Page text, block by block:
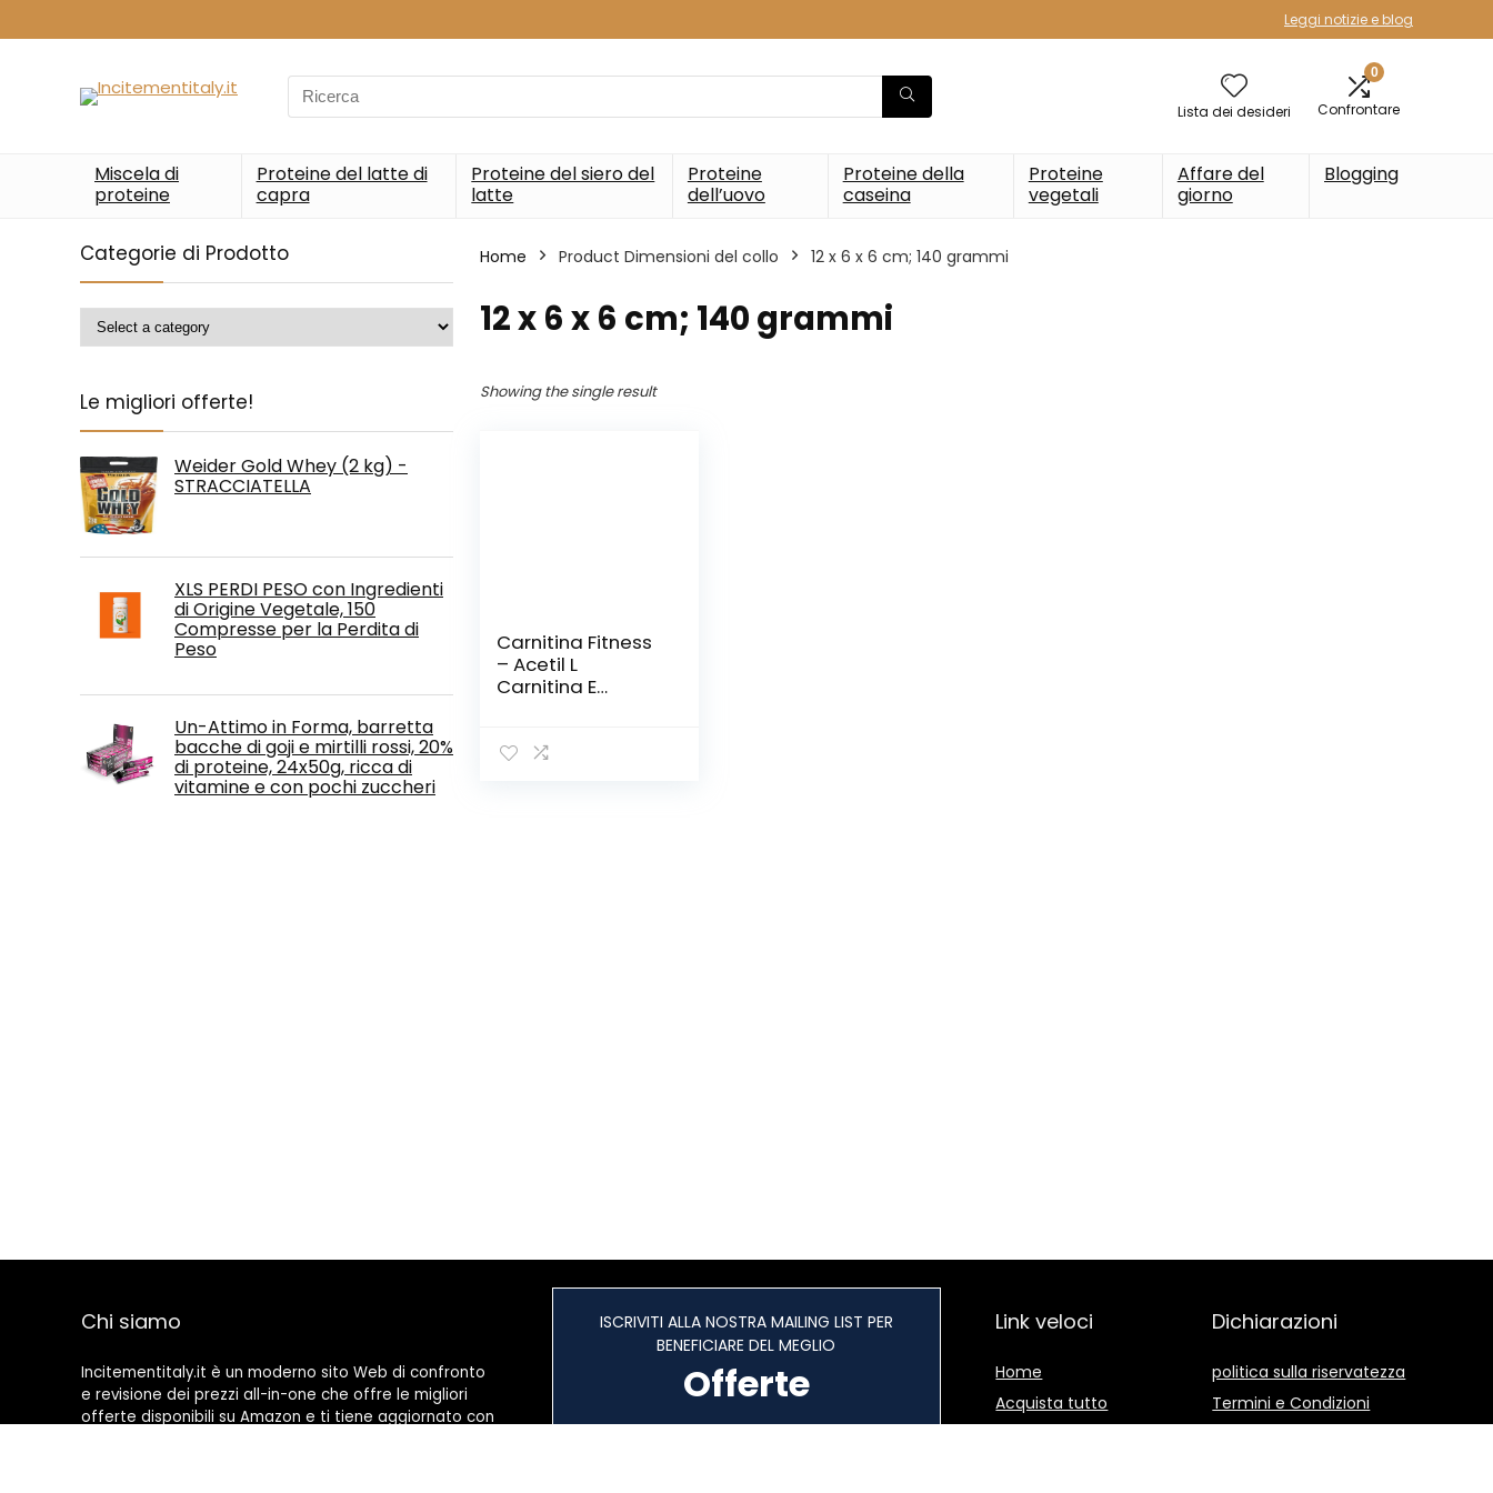
Leggi notizie e blog
Search
for:
Lista dei desideri
0
Confrontare
Miscela di
proteine
Proteine del latte di
capra
Proteine del siero del
latte
Proteine
dell’uovo
Proteine della
caseina
Proteine
vegetali
Affare del
giorno
Blogging
Categorie di Prodotto
Le migliori offerte!
Weider Gold Whey (2 kg) -
STRACCIATELLA
XLS PERDI PESO con Ingredienti
di Origine Vegetale, 150
Compresse per la Perdita di
Peso
Un-Attimo in Forma, barretta
bacche di goji e mirtilli rossi, 20%
di proteine, 24x50g, ricca di
vitamine e con pochi zuccheri
Home Product Dimensioni del collo ‎12 x 6 x 6 cm; 140 grammi
‎12 x 6 x 6 cm; 140 grammi
Showing the single result
Carnitina Fitness
– Acetil L
Carnitina E
Cercato Di
Chi siamo
Incitementitaly.it è un moderno sito Web di confronto
e revisione dei prezzi all-in-one che offre le migliori
offerte disponibili su Amazon e ti tiene aggiornato con
ISCRIVITI ALLA NOSTRA MAILING LIST PER
BENEFICIARE DEL MEGLIO
Offerte
Link veloci
Home
Acquista tutto
Dichiarazioni
politica sulla riservatezza
Termini e Condizioni